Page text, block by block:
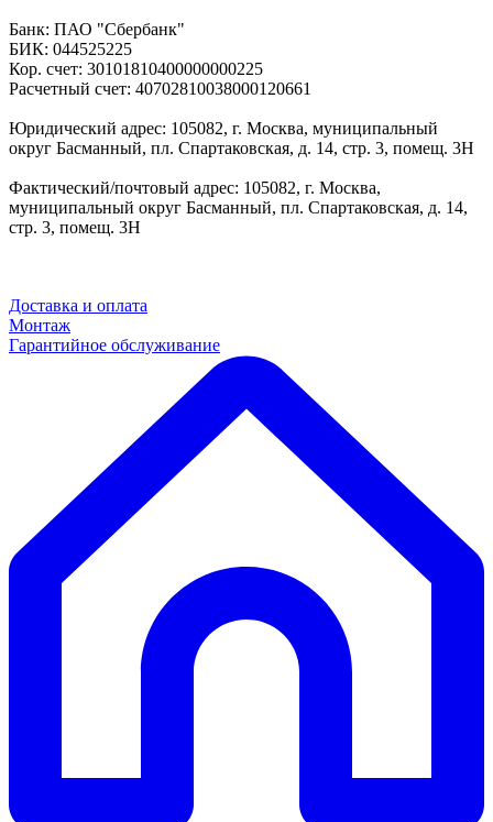
Банк: ПАО "Сбербанк"
БИК: 044525225
Кор. счет: 30101810400000000225
Расчетный счет: 40702810038000120661
Юридический адрес: 105082, г. Москва, муниципальный
округ Басманный, пл. Спартаковская, д. 14, стр. 3, помещ. 3Н
Фактический/почтовый адрес: 105082, г. Москва,
муниципальный округ Басманный, пл. Спартаковская, д. 14,
стр. 3, помещ. 3Н
Доставка и оплата
Монтаж
Гарантийное обслуживание